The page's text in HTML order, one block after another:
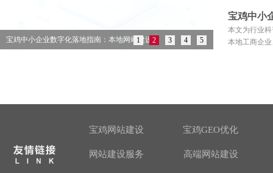
宝鸡中小企业数字化落地指南：本地网站建设..
1 2 3 4 5
宝鸡中小
本文为行业
本地工商企
宝鸡网站建设 宝鸡GEO优化
网站建设服务 高端网站建设